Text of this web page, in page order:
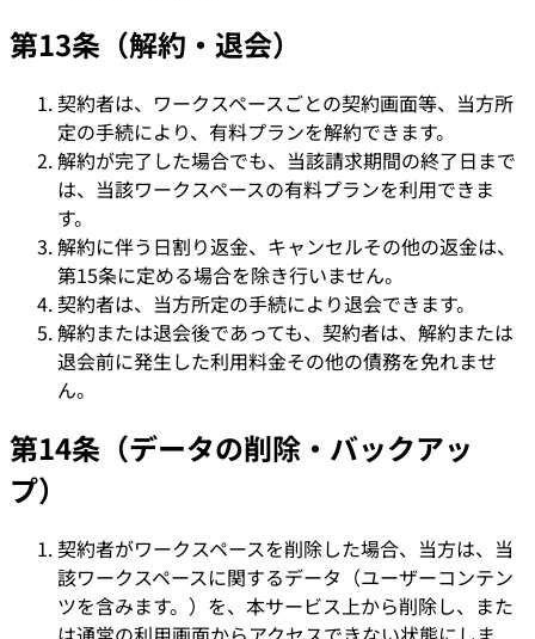
第13条（解約・退会）
契約者は、ワークスペースごとの契約画面等、当方所
定の手続により、有料プランを解約できます。
解約が完了した場合でも、当該請求期間の終了日まで
は、当該ワークスペースの有料プランを利用できま
す。
解約に伴う日割り返金、キャンセルその他の返金は、
第15条に定める場合を除き行いません。
契約者は、当方所定の手続により退会できます。
解約または退会後であっても、契約者は、解約または
退会前に発生した利用料金その他の債務を免れませ
ん。
第14条（データの削除・バックアッ
プ）
契約者がワークスペースを削除した場合、当方は、当
該ワークスペースに関するデータ（ユーザーコンテン
ツを含みます。）を、本サービス上から削除し、また